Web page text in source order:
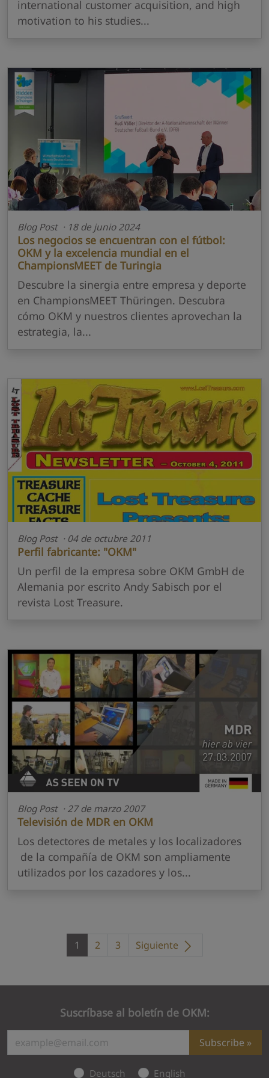
international customer acquisition, and high
motivation to his studies...
Blog Post · 18 de junio 2024
Los negocios se encuentran con el fútbol:
OKM y la excelencia mundial en el
ChampionsMEET de Turingia
Descubre la sinergia entre empresa y deporte
en ChampionsMEET Thüringen. Descubra
cómo OKM y nuestros clientes aprovechan la
estrategia, la...
Blog Post · 04 de octubre 2011
Perfil fabricante: "OKM"
Un perfil de la empresa sobre OKM GmbH de
Alemania por escrito Andy Sabisch por el
revista Lost Treasure.
Blog Post · 27 de marzo 2007
Televisión de MDR en OKM
Los detectores de metales y los localizadores
de la compañía de OKM son ampliamente
utilizados por los cazadores y los...
1 2 3 Siguiente
Suscríbase al boletín de OKM:
Subscribe
Deutsch English